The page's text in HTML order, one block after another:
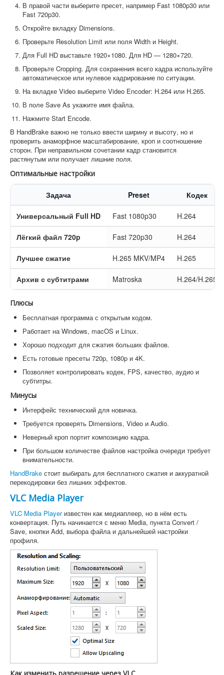
В правой части выберите пресет, например Fast 1080p30 или
Fast 720p30.
Откройте вкладку Dimensions.
Проверьте Resolution Limit или поля Width и Height.
Для Full HD выставьте 1920×1080. Для HD — 1280×720.
Проверьте Cropping. Для сохранения всего кадра используйте
автоматическое или нулевое кадрирование по ситуации.
На вкладке Video выберите Video Encoder: H.264 или H.265.
В поле Save As укажите имя файла.
Нажмите Start Encode.
В HandBrake важно не только ввести ширину и высоту, но и
проверить анаморфное масштабирование, кроп и соотношение
сторон. При неправильном сочетании кадр становится
растянутым или получает лишние поля.
Оптимальные настройки
Задача Preset Кодек
Универсальный Full HD Fast 1080p30 H.264
Лёгкий файл 720p Fast 720p30 H.264
Лучшее сжатие H.265 MKV/MP4 H.265
Архив с субтитрами Matroska H.264/H.265
Плюсы
Бесплатная программа с открытым кодом.
Работает на Windows, macOS и Linux.
Хорошо подходит для сжатия больших файлов.
Есть готовые пресеты 720p, 1080p и 4K.
Позволяет контролировать кодек, FPS, качество, аудио и
субтитры.
Минусы
Интерфейс технический для новичка.
Требуется проверять Dimensions, Video и Audio.
Неверный кроп портит композицию кадра.
При большом количестве файлов настройка очереди требует
внимательности.
HandBrake стоит выбирать для бесплатного сжатия и аккуратной
перекодировки без лишних эффектов.
VLC Media Player
VLC Media Playerизвестен как медиаплеер, но в нём есть
конвертация. Путь начинается с меню Media, пункта Convert /
Save, кнопки Add, выбора файла и дальнейшей настройки
профиля.